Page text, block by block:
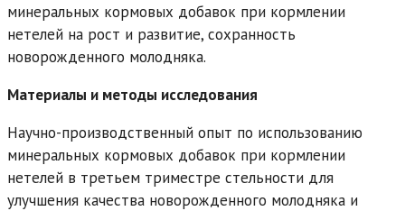
минеральных кормовых добавок при кормлении
нетелей на рост и развитие, сохранность
новорожденного молодняка.
Материалы и методы исследования
Научно-производственный опыт по использованию
минеральных кормовых добавок при кормлении
нетелей в третьем триместре стельности для
улучшения качества новорожденного молодняка и